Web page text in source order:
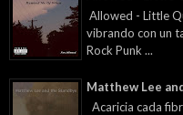
Allowed - Little
vibrando con un
Rock Punk ...
Matthew Lee
Acaricia cada